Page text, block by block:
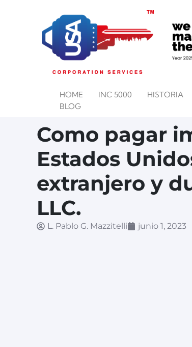
HOME INC 5000 HISTORIA
BLOG
Como pagar
Estados
extranjero y
LLC.
L. Pablo G. Mazzitelli junio 1, 2023